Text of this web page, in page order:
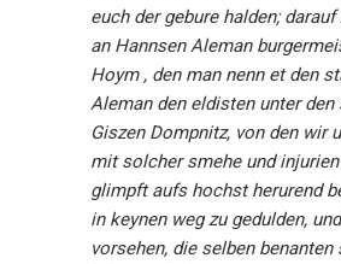
euch der gebure halden;
an Hannsen Aleman
Hoym , den man nenn et den
Aleman den eldisten unter den
Giszen Dompnitz, von den wir
mit solcher smehe und
glimpft aufs hochst herurend
in keynen weg zu gedulden,
vorsehen, die selben